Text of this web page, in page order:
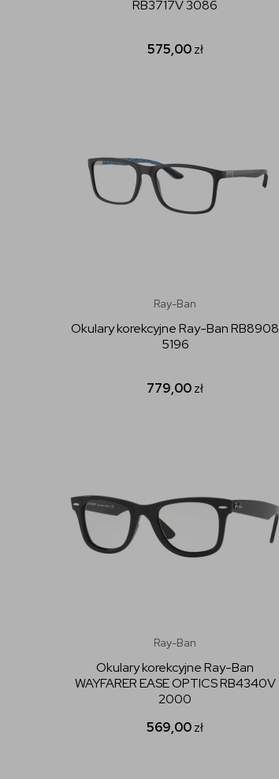
RB3717V 3086
575,00zł
Ray-Ban
Okulary korekcyjne Ray-Ban RB8908
5196
779,00zł
Ray-Ban
Okulary korekcyjne Ray-Ban
WAYFARER EASE OPTICS RB4340V
2000
569,00zł